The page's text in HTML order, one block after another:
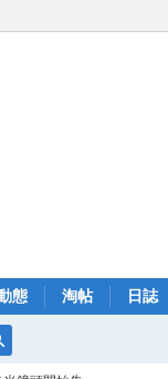
態 淘帖 日誌